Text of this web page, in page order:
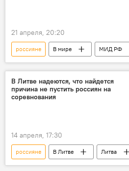
21 апреля, 20:20
россияне В мире
МИД РФ
Россия
страны Балтии
граждане России
Политика
Михаил Ульянов
Общество
В Литве надеются, что найдется
причина не пустить россиян на
соревнования
14 апреля, 17:30
россияне В Литве Литва
плавание
Россия